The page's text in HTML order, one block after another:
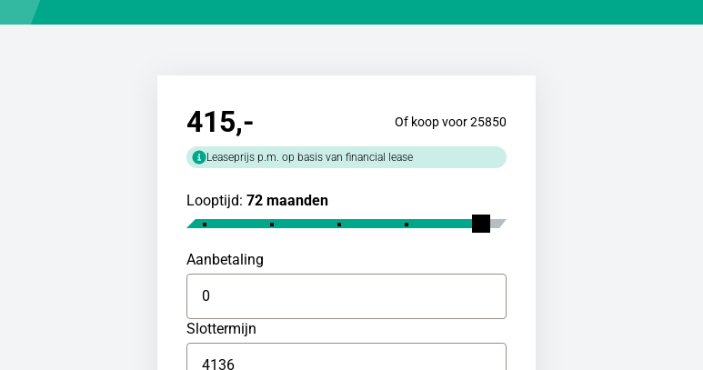
415,- Of koop voor 25850
Leaseprijs p.m. op basis van financial lease
Looptijd: 72 maanden
Aanbetaling
Slottermijn